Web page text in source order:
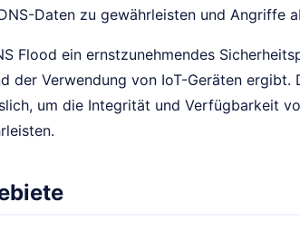
Daten zu gewährleisten und Angriffe
Flood ein ernstzunehmendes
der Verwendung von IoT-Geräten
um die Integrität und Verfügbarkeit